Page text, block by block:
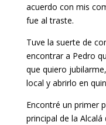
acuerdo con mis
fue al traste.
Tuve la suerte de
encontrar a Pedro
que quiero
local y abrirlo en
Encontré un primer
principal de la Alcalá